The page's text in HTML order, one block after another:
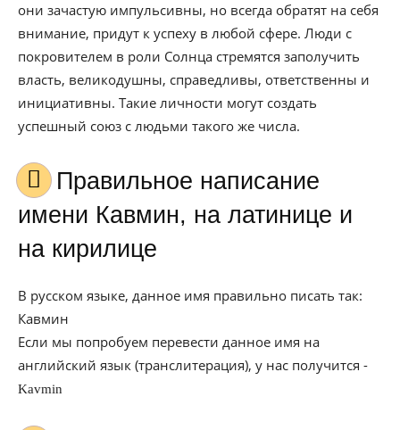
они зачастую импульсивны, но всегда обратят на себя
внимание, придут к успеху в любой сфере. Люди с
покровителем в роли Солнца стремятся заполучить
власть, великодушны, справедливы, ответственны и
инициативны. Такие личности могут создать
успешный союз с людьми такого же числа.
Правильное написание
имени Кавмин, на латинице и
на кирилице
В русском языке, данное имя правильно писать так:
Кавмин
Если мы попробуем перевести данное имя на
английский язык (транслитерация), у нас получится -
Kavmin